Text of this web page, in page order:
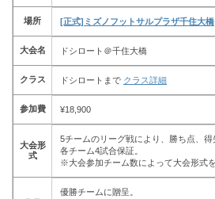
場所 [正式]ミズノフットサルプラザ千住大橋
大会名 ドシロート＠千住大橋
クラス ドシロートまで クラス詳細
参加費 ¥18,900
大会形
式
5チームのリーグ戦により、勝ち点、得
各チーム4試合保証。
※大会参加チーム数によって大会形式
優勝チームに贈呈。